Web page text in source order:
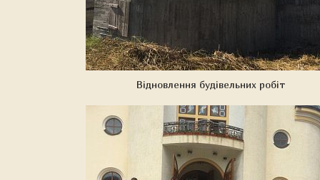
Відновлення будівельних робіт